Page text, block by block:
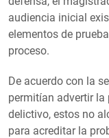
audiencia inicial
elementos de
proceso.
De acuerdo con la
permitían advertir la
delictivo, estos no
para acreditar la